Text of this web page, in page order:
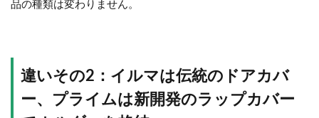
品の種類は変わりません。
違いその2：イルマは伝統の ドアカバ
ー、プライムは新開発のラップカバー